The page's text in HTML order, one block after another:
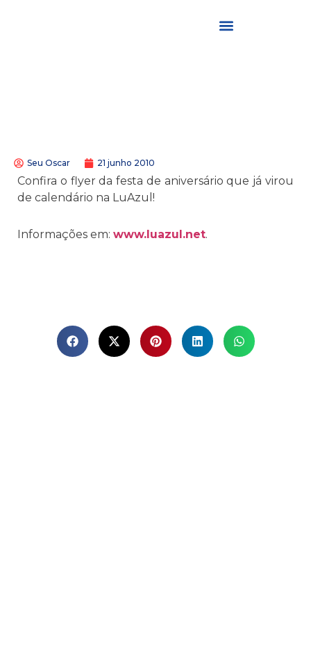
Seu Oscar 21 junho 2010
Confira o flyer da festa de aniversário que já virou
de calendário na LuAzul!
Informações em: www.luazul.net.